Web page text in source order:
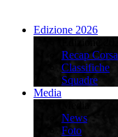
Edizione 2026
Recap Corsa
Classifiche
Squadre
Media
News
Foto